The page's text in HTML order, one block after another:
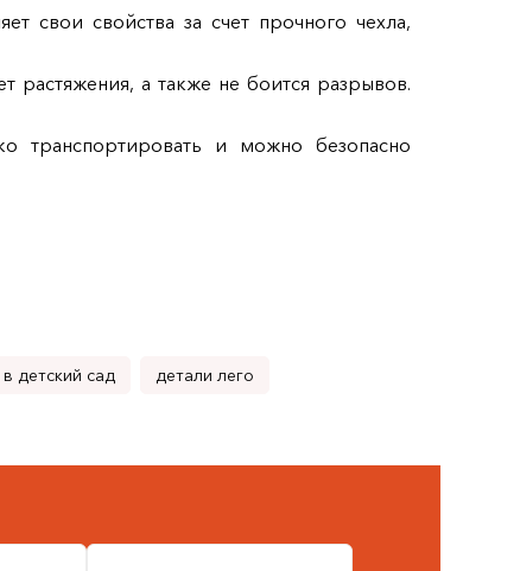
свои свойства за счет прочного чехла,
а также не боится разрывов.
транспортировать и можно безопасно
детский сад детали лего